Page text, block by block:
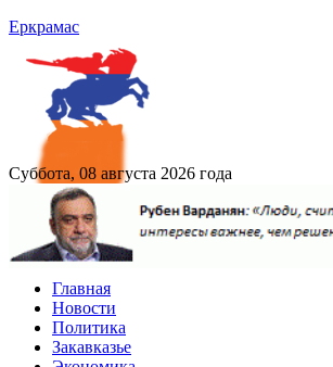
Еркрамас
Суббота, 08 августа 2026 года
Главная
Новости
Политика
Закавказье